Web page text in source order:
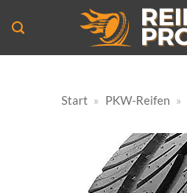
Inhalt
springen
Start » PKW-Reifen »